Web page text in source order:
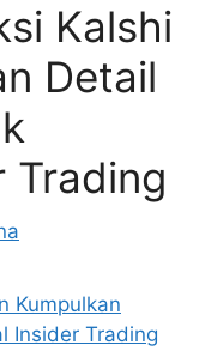
Kalshi
Detail
Trading